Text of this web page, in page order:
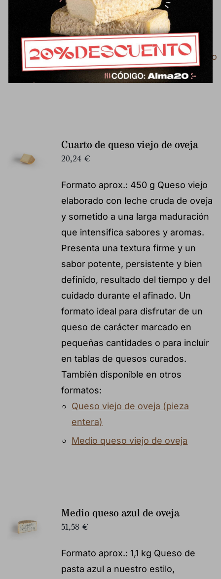
También disponible en otros
formatos:
Queso de oveja-cuajo vegetal
Cuarto de queso de oveja-cuajo
vegetal
Cuarto de queso viejo de oveja
20,24 €
Formato aprox.: 450 g Queso viejo
elaborado con leche cruda de oveja
y sometido a una larga maduración
que intensifica sabores y aromas.
Presenta una textura firme y un
sabor potente, persistente y bien
definido, resultado del tiempo y del
cuidado durante el afinado. Un
formato ideal para disfrutar de un
queso de carácter marcado en
pequeñas cantidades o para incluir
en tablas de quesos curados.
También disponible en otros
formatos:
Queso viejo de oveja (pieza
entera)
Medio queso viejo de oveja
Medio queso azul de oveja
51,58 €
Formato aprox.: 1,1 kg Queso de
pasta azul a nuestro estilo,